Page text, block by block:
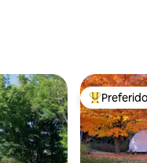
Entre os